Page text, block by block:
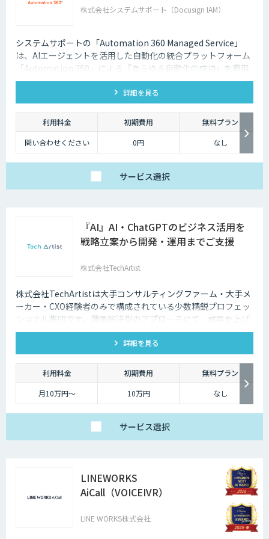
株式会社システムサポート（Docusign IAM）
システムサポートの「Automation 360 Managed Service」
は、AIエージェントを活用した自動化の統合プラットフォーム
「Automation 360」による『あらゆる自動化の成功』を費用
を抑えて提供します。
詳細を見る
利用料金 初期費用
無料プラン
問い合わせください
0円 なし
サービス選択
『AI』AI・ChatGPTのビジネス活用を
戦略立案から開発・運用までご支援
株式会社TechArtist
株式会社TechArtistは大手コンサルティングファーム・大手メ
ーカー・CXO経験者のみで構成されている少数精鋭プロフェッ
ショナル集団です。課題解決型のアプローチにて、成果を上げ
るソリューションを『高速』『高品質』『低予算』でご提供可
詳細を見る
利用料金 初期費用
無料プラン
月10万円〜
10万円 なし
サービス選択
LINEWORKS
AiCall（VOICEIVR）
LINE WORKS株式会社